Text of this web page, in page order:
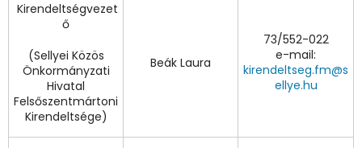
Kirendeltségvezet
ő
(Sellyei Közös
Önkormányzati
Hivatal
Felsőszentmártoni
Kirendeltsége)
Beák Laura
73/552-022
e-mail:
kirendeltseg.fm@s
ellye.hu